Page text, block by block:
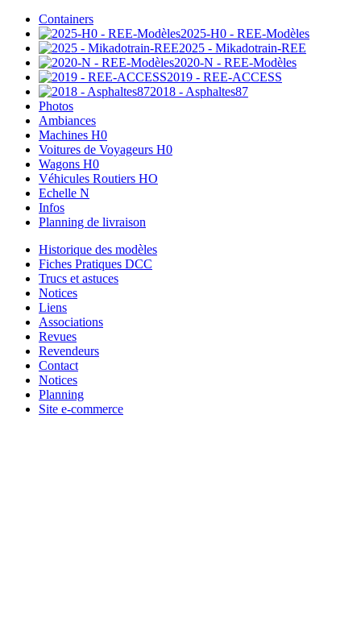
Containers
2025-H0 - REE-Modèles
2025 - Mikadotrain-REE
2020-N - REE-Modèles
2019 - REE-ACCESS
2018 - Asphaltes87
Photos
Ambiances
Machines H0
Voitures de Voyageurs H0
Wagons H0
Véhicules Routiers HO
Echelle N
Infos
Planning de livraison
Historique des modèles
Fiches Pratiques DCC
Trucs et astuces
Notices
Liens
Associations
Revues
Revendeurs
Contact
Notices
Planning
Site e-commerce